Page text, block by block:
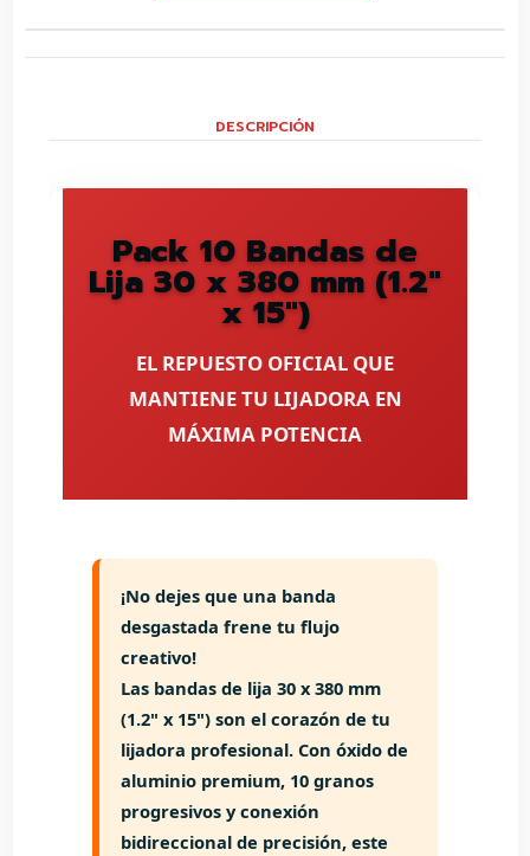
DESCRIPCIÓN
Pack 10 Bandas de
Lija 30 x 380 mm (1.2"
x 15")
EL REPUESTO OFICIAL QUE
MANTIENE TU LIJADORA EN
MÁXIMA POTENCIA
¡No dejes que una banda
desgastada frene tu flujo
creativo!
Las bandas de lija 30 x 380 mm
(1.2" x 15") son el corazón de tu
lijadora profesional. Con óxido de
aluminio premium, 10 granos
progresivos yconexión
bidireccional de precisión, este